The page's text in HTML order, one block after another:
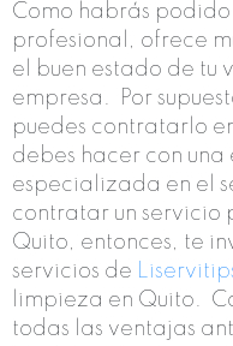
Como habrás
profesional, ofrece
el buen estado de tu
empresa.
Por
puedes contratarlo
debes hacer con
especializada en el
contratar un servicio
Quito, entonces, te
servicios de
limpieza en Quito.
todas las ventajas